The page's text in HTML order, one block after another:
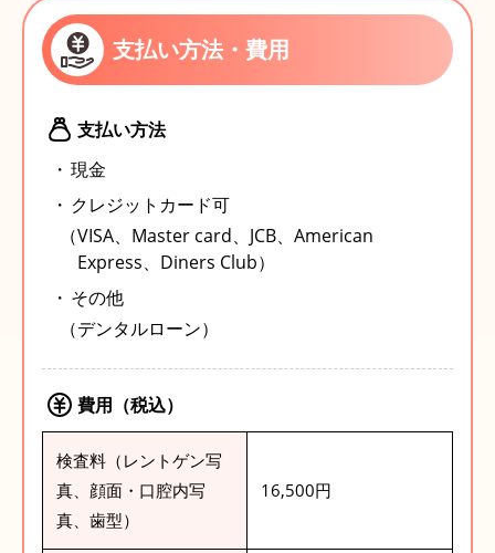
支払い方法・費用
支払い方法
現金
クレジットカード可
（VISA、Master card、JCB、American
Express、Diners Club）
その他
（デンタルローン）
費用（税込）
検査料（レントゲン写
真、顔面・口腔内写
真、歯型）
16,500円